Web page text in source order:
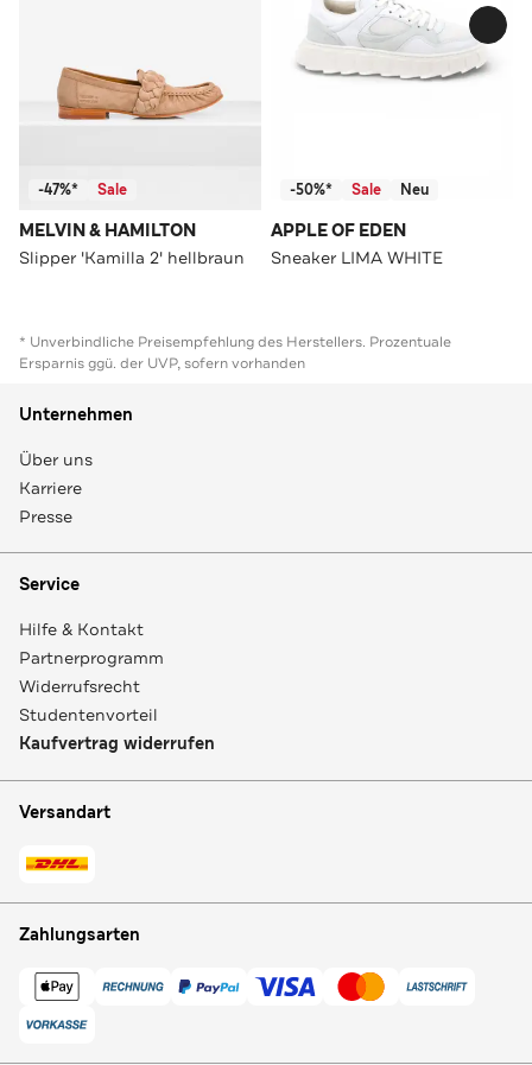
-47%* Sale
MELVIN & HAMILTON
Slipper 'Kamilla 2' hellbraun
-50%* Sale Neu
APPLE OF EDEN
Sneaker LIMA WHITE
* Unverbindliche Preisempfehlung des Herstellers. Prozentuale
Ersparnis ggü. der UVP, sofern vorhanden
Unternehmen
Über uns
Karriere
Presse
Service
Hilfe & Kontakt
Partnerprogramm
Widerrufsrecht
Studentenvorteil
Kaufvertrag widerrufen
Versandart
Zahlungsarten